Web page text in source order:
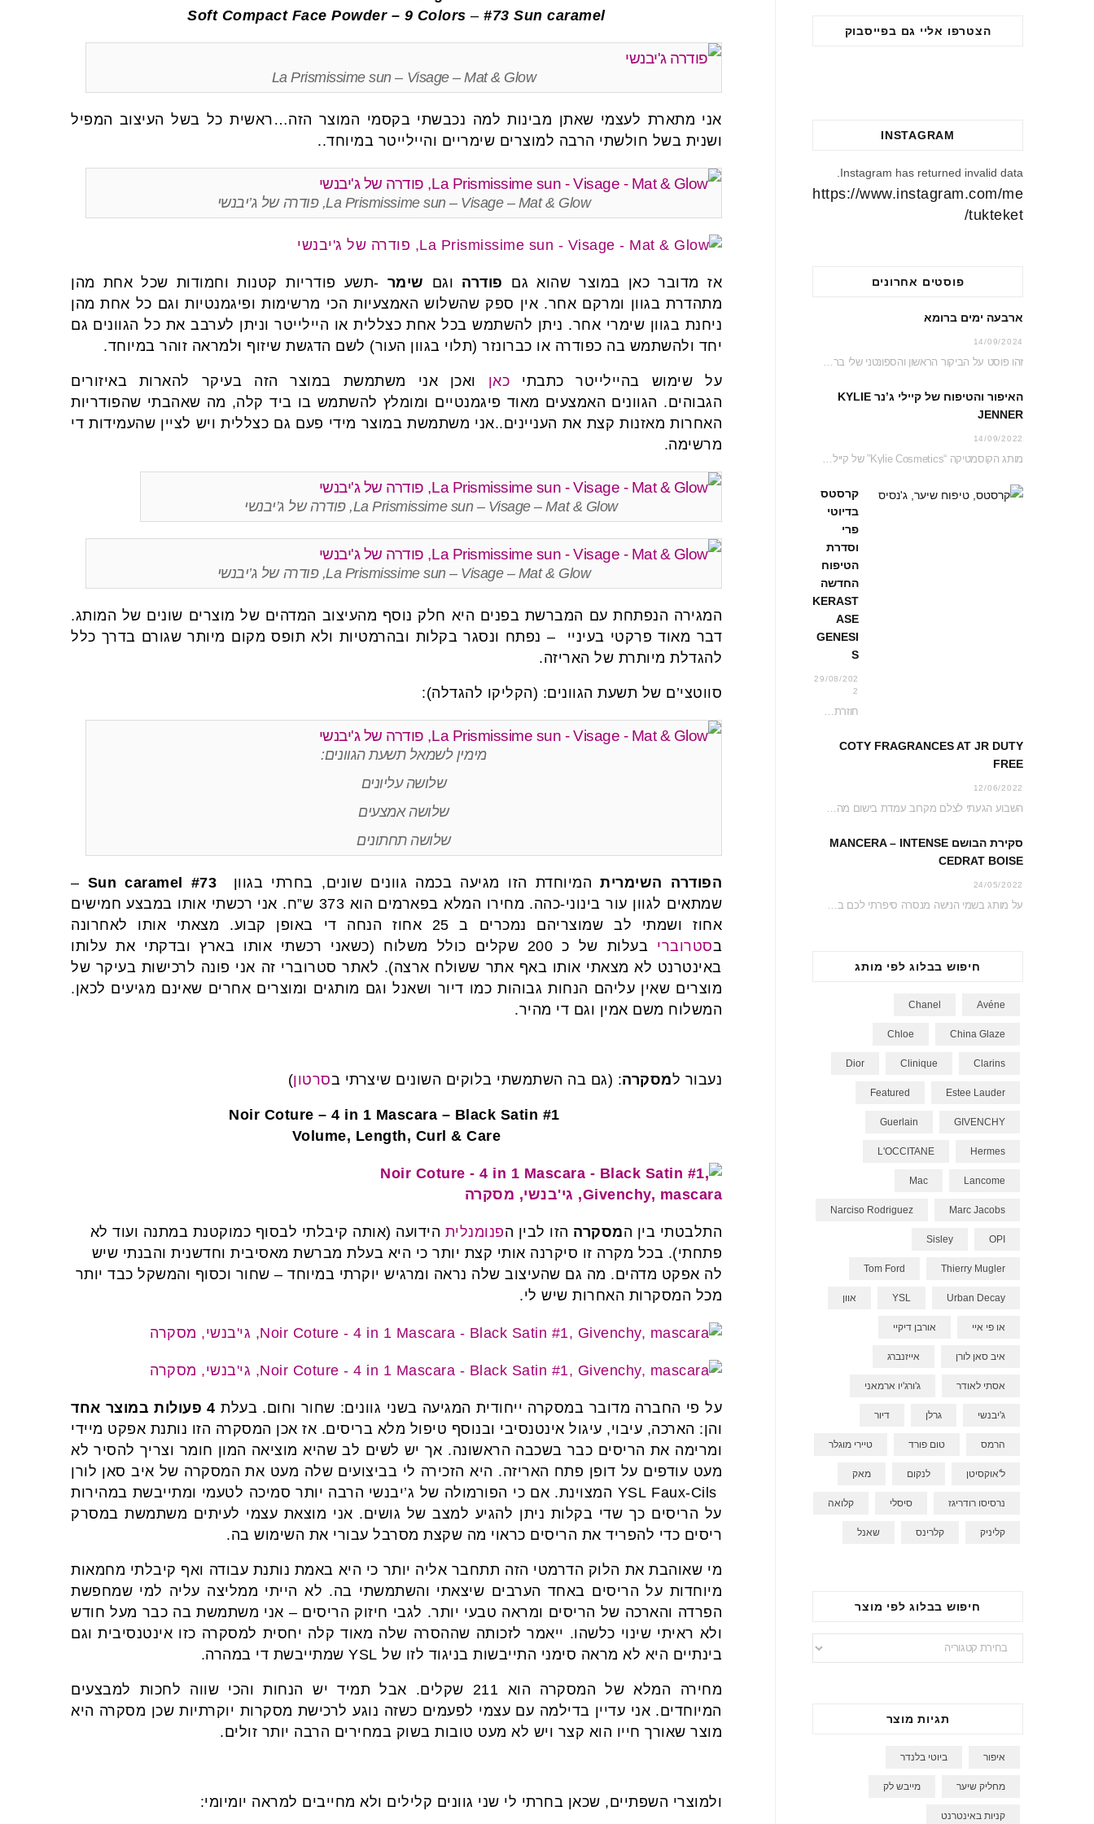
Soft Compact Face Powder – 9 Colors –#73 Sun caramel
La Prismissime sun – Visage – Mat & Glow
אני מתארת לעצמי שאתן מבינות למה נכבשתי בקסמי המוצר הזה…ראשית כל בשל העיצוב המפיל
ושנית בשל חולשתי הרבה למוצרים שימריים והיילייטר במיוחד..
La Prismissime sun – Visage – Mat & Glow, פודרה של ג’יבנשי
אז מדובר כאן במוצר שהוא גם פודרה וגם שימר -תשע פודריות קטנות וחמודות שכל אחת מהן
מתהדרת בגוון ומרקם אחר. אין ספק שהשלוש האמצעיות הכי מרשימות ופיגמנטיות וגם כל אחת מהן
ניחנת בגוון שימרי אחר. ניתן להשתמש בכל אחת כצללית או היילייטר וניתן לערבב את כל הגוונים גם
יחד ולהשתמש בה כפודרה או כברונזר (תלוי בגוון העור) לשם הדגשת שיזוף ולמראה זוהר במיוחד.
על שימוש בהיילייטר כתבתי כאן ואכן אני משתמשת במוצר הזה בעיקר להארות באיזורים
הגבוהים. הגוונים האמצעים מאוד פיגמנטיים ומומלץ להשתמש בו ביד קלה, מה שאהבתי שהפודריות
האחרות מאזנות קצת את העניינים..אני משתמשת במוצר מידי פעם גם כצללית ויש לציין שהעמידות די
מרשימה.
La Prismissime sun – Visage – Mat & Glow, פודרה של ג’יבנשי
La Prismissime sun – Visage – Mat & Glow, פודרה של ג’יבנשי
המגירה הנפתחת עם המברשת בפנים היא חלק נוסף מהעיצוב המדהים של מוצרים שונים של המותג.
דבר מאוד פרקטי בעיניי – נפתח ונסגר בקלות ובהרמטיות ולא תופס מקום מיותר שגורם בדרך כלל
להגדלת מיותרת של האריזה.
סווטצי’ם של תשעת הגוונים: (הקליקו להגדלה):
מימין לשמאל תשעת הגוונים:
שלושה עליונים
שלושה אמצעים
שלושה תחתונים
הפודרה השימריתהמיוחדת הזו מגיעה בכמה גוונים שונים, בחרתי בגוון #73 Sun caramel
–
שמתאים לגוון עור בינוני-כהה. מחירו המלא בפארמים הוא 373 ש”ח. אני רכשתי אותו במבצע חמישים
אחוז ושמתי לב שמוצריהם נמכרים ב 25 אחוז הנחה די באופן קבוע. מצאתי אותו לאחרונה
בסטרוברי
בעלות של כ 200 שקלים כולל משלוח (כשאני רכשתי אותו בארץ ובדקתי את עלותו
באינטרנט לא מצאתי אותו באף אתר ששולח ארצה). לאתר סטרוברי זה אני פונה לרכישות בעיקר של
מוצרים שאין עליהם הנחות גבוהות כמו דיור ושאנל וגם מותגים ומוצרים אחרים שאינם מגיעים לכאן.
המשלוח משם אמין וגם די מהיר.
נעבור למסקרה: (גם בה השתמשתי בלוקים השונים שיצרתי בסרטון)
Volume, Length, Curl & Care
התלבטתי בין המסקרה הזו לבין הפנומנלית הידועה (אותה קיבלתי לבסוף כמוקטנת במתנה ועוד לא
פתחתי). בכל מקרה זו סיקרנה אותי קצת יותר כי היא בעלת מברשת מאסיבית וחדשנית והבנתי שיש
לה אפקט מדהים. מה גם שהעיצוב שלה נראה ומרגיש יוקרתי במיוחד – שחור וכסוף והמשקל כבד יותר
מכל המסקרות האחרות שיש לי.
על פי החברה מדובר במסקרה ייחודית המגיעה בשני גוונים: שחור וחום. בעלת 4 פעולות במוצר אחד
והן: הארכה, עיבוי, עיגול אינטנסיבי ובנוסף טיפול מלא בריסים. אז אכן המסקרה הזו נותנת אפקט מיידי
ומרימה את הריסים כבר בשכבה הראשונה. אך יש לשים לב שהיא מוציאה המון חומר וצריך להסיר לא
מעט עודפים על דופן פתח האריזה. היא הזכירה לי בביצועים שלה מעט את המסקרה של איב סאן לורן
ג’יבנשי הרבה יותר סמיכה לטעמי ומתייבשת במהירות
על הריסים כך שדי בקלות ניתן להגיע למצב של גושים. אני מוצאת עצמי לעיתים משתמשת במסרק
ריסים כדי להפריד את הריסים כראוי מה שקצת מסרבל עבורי את השימוש בה.
מי שאוהבת את הלוק הדרמטי הזה תתחבר אליה יותר כי היא באמת נותנת עבודה ואף קיבלתי מחמאות
מיוחדות על הריסים באחד הערבים שיצאתי והשתמשתי בה. לא הייתי ממליצה עליה למי שמחפשת
הפרדה והארכה של הריסים ומראה טבעי יותר. לגבי חיזוק הריסים – אני משתמשת בה כבר מעל חודש
ולא ראיתי שינוי כלשהו. ייאמר לזכותה שההסרה שלה מאוד קלה יחסית למסקרה כזו אינטנסיבית וגם
בינתיים היא לא מראה סימני התייבשות בניגוד לזו של YSL שמתייבשת די במהרה.
מחירה המלא של המסקרה הוא 211 שקלים. אבל תמיד יש הנחות והכי שווה לחכות למבצעים
המיוחדים. אני עדיין בדילמה עם עצמי לפעמים כשזה נוגע לרכישת מסקרות יוקרתיות שכן מסקרה היא
מוצר שאורך חייו הוא קצר ויש לא מעט טובות בשוק במחירים הרבה יותר זולים.
ולמוצרי השפתיים, שכאן בחרתי לי שני גוונים קלילים ולא מחייבים למראה יומיומי:
הצטרפו אליי גם בפייסבוק
INSTAGRAM
Instagram has returned invalid data.
https://www.instagram.com/me
tukteket/
פוסטים אחרונים
ארבעה ימים ברומא
14/09/2024
האיפור והטיפוח של קיילי ג’נר KYLIE
JENNER
14/09/2022
קרסטס
בדיוטי
פרי
וסדרת
הטיפוח
החדשה
KERAST
ASE
GENESI
S
29/08/202
2
COTY FRAGRANCES AT JR DUTY
FREE
12/06/2022
סקירת הבושם MANCERA – INTENSE
CEDRAT BOISE
24/05/2022
חיפוש בבלוג לפי מותג
Avéne
Chanel
China Glaze
Chloe
Clarins
Clinique
Dior
Estee Lauder
Featured
GIVENCHY
Guerlain
Hermes
L'OCCITANE
Lancome
Mac
Marc Jacobs
Narciso Rodriguez
OPI
Sisley
Thierry Mugler
Tom Ford
Urban Decay
YSL אוון
או פי איי אורבן דיקיי
איב סאן לורן אייזנברג
אסתי לאודר ג'ורג'יו ארמאני
ג'יבנשי גרלן דיור
הרמס טום פורד טיירי מוגלר
ל'אוקסיטן לנקום מאק
נרסיסו רודריגז סיסלי קלואה
קליניק קלרינס שאנל
חיפוש בבלוג לפי מוצר
חיפוש
בבלוג
תגיות מוצר
איפור ביוטי בלנדר
מחליק שיער מייבש לק
קניות באינטרנט